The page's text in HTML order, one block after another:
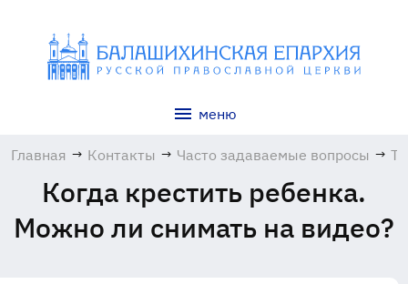
меню
Главная → Контакты → Часто задаваемые вопросы →
Когда крестить ребенка.
Можно ли снимать на видео?